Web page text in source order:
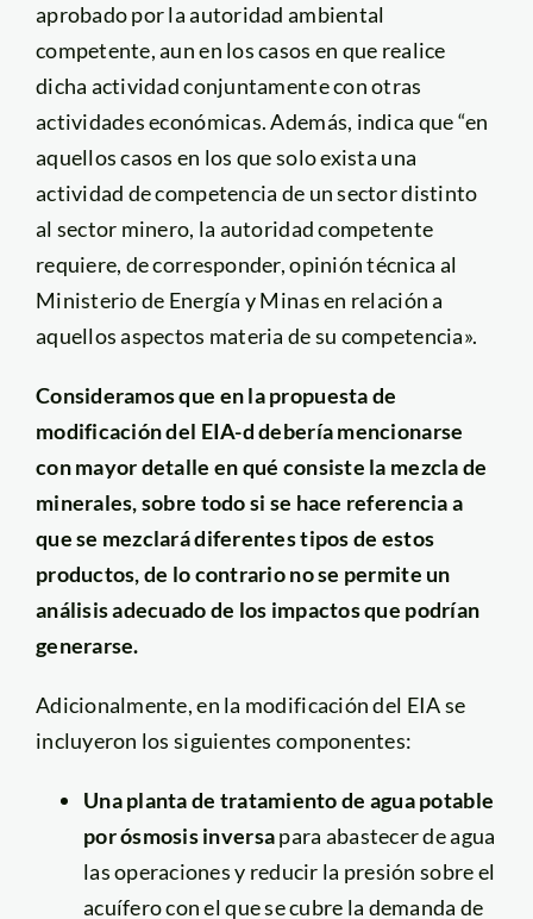
aprobado por la autoridad ambiental
competente, aun en los casos en que realice
dicha actividad conjuntamente con otras
actividades económicas. Además, indica que “en
aquellos casos en los que solo exista una
actividad de competencia de un sector distinto
al sector minero, la autoridad competente
requiere, de corresponder, opinión técnica al
Ministerio de Energía y Minas en relación a
aquellos aspectos materia de su competencia».
Consideramos que en la propuesta de
modificación del EIA-d debería mencionarse
con mayor detalle en qué consiste la mezcla de
minerales, sobre todo si se hace referencia a
que se mezclará diferentes tipos de estos
productos, de lo contrario no se permite un
análisis adecuado de los impactos que podrían
generarse.
Adicionalmente, en la modificación del EIA se
incluyeron los siguientes componentes:
Una planta de tratamiento de agua potable
por ósmosis inversapara abastecer de agua
las operaciones y reducir la presión sobre el
acuífero con el que se cubre la demanda de